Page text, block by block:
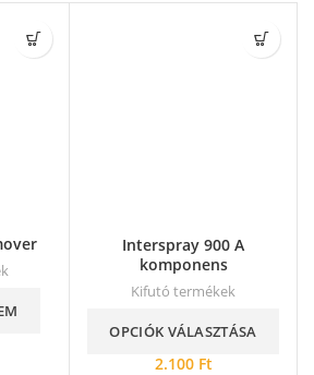
Interspray 900 A
komponens
Kifutó termékek
2.100 Ft
OPCIÓK VÁLASZTÁSA